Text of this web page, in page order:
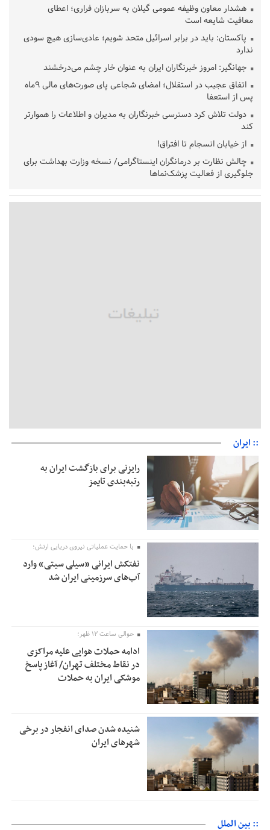
هشدار معاون وظیفه عمومی گیلان به سربازان فراری؛ اعطای
معافیت شایعه است
پاکستان: باید در برابر اسرائیل متحد شویم؛ عادی‌سازی هیچ سودی
ندارد
جهانگیر: امروز خبرنگاران ایران به عنوان خار چشم می‌درخشند
اتفاق عجیب در استقلال؛ امضای شجاعی پای صورت‌های مالی ٩ماه
پس از استعفا
دولت تلاش کرد دسترسی خبرنگاران به مدیران و اطلاعات را هموارتر
کند
از خیابان انسجام تا افتراق!
چالش نظارت بر درمانگران اینستاگرامی/ نسخه وزارت بهداشت برای
جلوگیری از فعالیت پزشک‌نماها
امیر اکرمی‌نیا: ارتش کاملاً آماده است
:: ایران
رایزنی برای بازگشت ایران به
رتبه‌بندی تایمز
با حمایت عملیاتی نیروی دریایی ارتش؛
نفتکش ایرانی «سیلی سیتی» وارد
آب‌های سرزمینی ایران شد
حوالی ساعت ۱۲ ظهر؛
ادامه حملات هوایی علیه مراکزی
در نقاط مختلف تهران/ آغاز پاسخ
موشکی ایران به حملات
شنیده شدن صدای انفجار در برخی
شهرهای ایران
:: بین الملل